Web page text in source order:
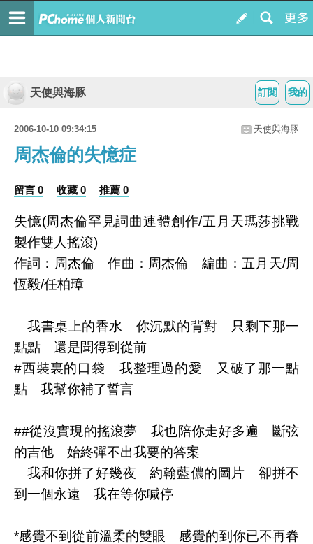
我的
訂閱
天使與海豚
2006-10-10 09:34:15 天使與海豚
周杰倫的失憶症
留言 0 收藏 0 推薦 0
失憶(周杰倫罕見詞曲連體創作/五月天瑪莎挑戰
製作雙人搖滾)
作詞：周杰倫 作曲：周杰倫 編曲：五月天/周
恆毅/任柏璋
我書桌上的香水 你沉默的背對 只剩下那一
點點 還是聞得到從前
#西裝裏的口袋 我整理過的愛 又破了那一點
點 我幫你補了誓言
##從沒實現的搖滾夢 我也陪你走好多遍 斷弦
的吉他 始終彈不出我要的答案
我和你拼了好幾夜 約翰藍儂的圖片 卻拼不
到一個永遠 我在等你喊停
*感覺不到從前溫柔的雙眼 感覺的到你已不再眷